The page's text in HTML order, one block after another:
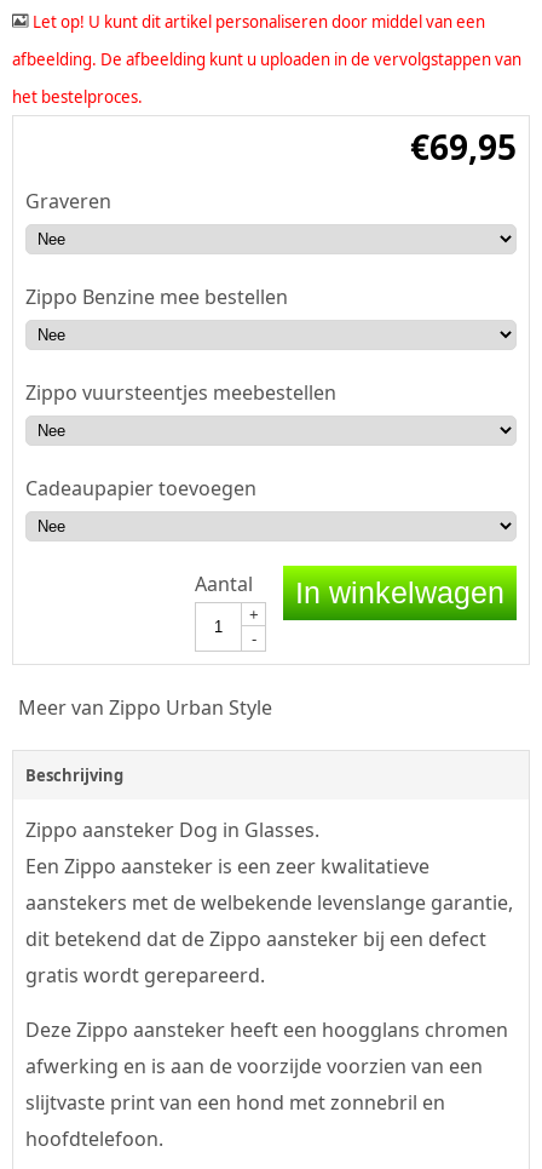
Let op! U kunt dit artikel personaliseren door middel van een
afbeelding. De afbeelding kunt u uploaden in de vervolgstappen van
het bestelproces.
€69,95
Graveren
Zippo Benzine mee bestellen
Zippo vuursteentjes meebestellen
Cadeaupapier toevoegen
Aantal
+
-
In winkelwagen
Meer van Zippo Urban Style
Beschrijving
Zippo aansteker Dog in Glasses.
Een Zippo aansteker is een zeer kwalitatieve
aanstekers met de welbekende levenslange garantie,
dit betekend dat de Zippo aansteker bij een defect
gratis wordt gerepareerd.
Deze Zippo aansteker heeft een hoogglans chromen
afwerking en is aan de voorzijde voorzien van een
slijtvaste print van een hond met zonnebril en
hoofdtelefoon.